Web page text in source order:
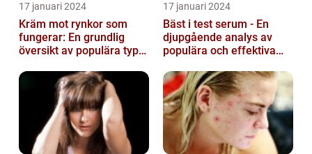
17 januari 2024
Kräm mot rynkor som
fungerar: En grundlig
översikt av populära typer
17 januari 2024
Bäst i test serum - En
djupgående analys av
populära och effektiva